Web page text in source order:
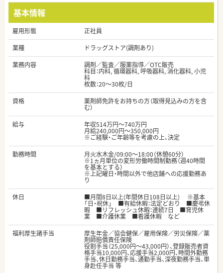
基本情報
雇用形態
正社員
業種
ドラッグストア(調剤あり)
業務内容
調剤／監査／服薬指導／OTC販売
科目：内科, 循環器科, 呼吸器科, 消化器科, 小児
科
枚数：20～30枚/日
資格
薬剤師免許をお持ちの方（取得見込みの方を含
む）
給与
年収514万円～740万円
月給240,000円～350,000円
※ご経験・ご年齢等を考慮の上、決定
勤務時間
月火水木金/09:00～18:00（休憩60分）
※1ヵ月単位の変形労働時間制勤務（週40時間
を基本とする）
※上記曜日・時間以外で他店舗への応援勤務あ
り
休日
■月間8日以上(年間休日108日以上) ※基本
「日・祝休」 ■有給休暇：法定どおり ■慶弔休
暇 ■リフレッシュ休暇：連続7日 ■育児休
業 ■介護休業 ■看護休暇 など
福利厚生諸手当
厚生年金／協会健保／雇用保険／労災保険／薬
剤師賠償責任保険
役割手当（25,000円～43,000円）、登録販売者資
格手当10,000円、応援手当2,000円、時間外勤務
手当、休日勤務手当、通勤手当、深夜勤務手当、単
身赴任手当 等